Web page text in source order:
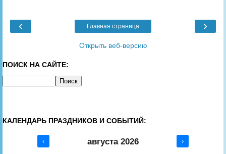
‹ ›
Главная страница
Открыть веб-версию
ПОИСК НА САЙТЕ:
КАЛЕНДАРЬ ПРАЗДНИКОВ И СОБЫТИЙ:
‹ августа 2026 ›